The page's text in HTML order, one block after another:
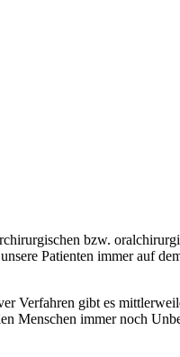
bzw.
Patienten immer auf
Verfahren gibt es
Menschen immer noch